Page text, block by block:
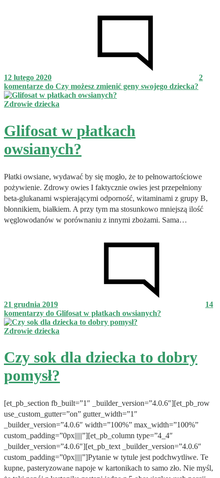
12 lutego 2020
2
komentarze do Czy możesz zmienić geny swojego dziecka?
Zdrowie dziecka
Glifosat w płatkach
owsianych?
Płatki owsiane, wydawać by się mogło, że to pełnowartościowe
pożywienie. Zdrowy owies I faktycznie owies jest przepełniony
beta-glukanami wspierającymi odporność, witaminami z grupy B,
błonnikiem, białkiem. A przy tym ma stosunkowo mniejszą ilość
węglowodanów w porównaniu z innymi zbożami. Sama…
21 grudnia 2019
14
komentarzy do Glifosat w płatkach owsianych?
Zdrowie dziecka
Czy sok dla dziecka to dobry
pomysł?
[et_pb_section fb_built=”1″ _builder_version=”4.0.6″][et_pb_row
use_custom_gutter=”on” gutter_width=”1″
_builder_version=”4.0.6″ width=”100%” max_width=”100%”
custom_padding=”0px|||||”][et_pb_column type=”4_4″
_builder_version=”4.0.6″][et_pb_text _builder_version=”4.0.6″
custom_padding=”0px|||||”]Pytanie w tytule jest podchwytliwe. Te
kupne, pasteryzowane napoje w kartonikach to samo zło. Nie myśl,